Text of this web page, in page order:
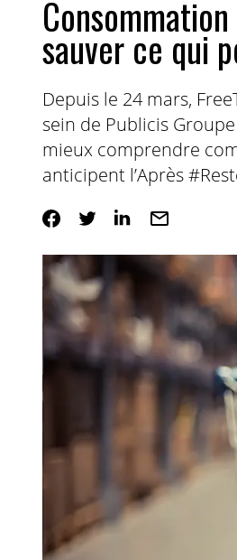
sauver ce qui
Depuis le 24 mars,
sein de Publicis
mieux comprendre
anticipent l’Après